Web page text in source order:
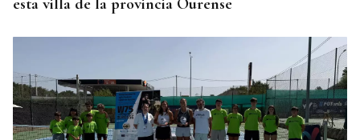
esta villa de la provincia Ourense